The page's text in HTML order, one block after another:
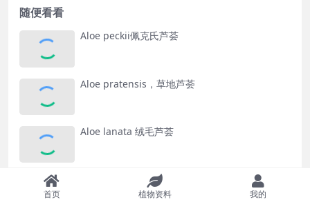
随便看看
Aloe peckii佩克氏芦荟
Aloe pratensis，草地芦荟
Aloe lanata 绒毛芦荟
Aloe aurelienii 奥雷利尼芦荟
首页 植物资料 我的